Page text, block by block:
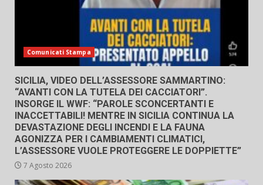
Comunicati Stampa
SICILIA, VIDEO DELL’ASSESSORE SAMMARTINO:
“AVANTI CON LA TUTELA DEI CACCIATORI”.
INSORGE IL WWF: “PAROLE SCONCERTANTI E
INACCETTABILI! MENTRE IN SICILIA CONTINUA LA
DEVASTAZIONE DEGLI INCENDI E LA FAUNA
AGONIZZA PER I CAMBIAMENTI CLIMATICI,
L’ASSESSORE VUOLE PROTEGGERE LE DOPPIETTE”
7 Agosto 2026